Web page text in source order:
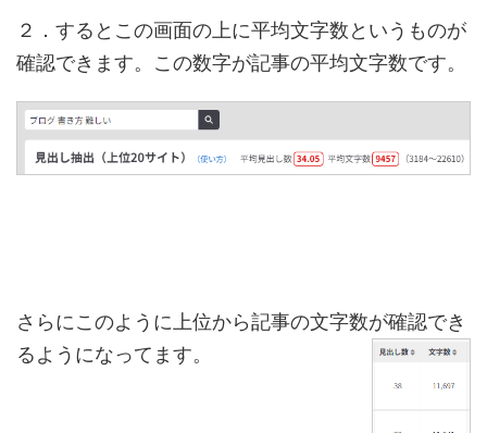
２．するとこの画面の上に平均文字数というものが
確認できます。この数字が記事の平均文字数です。
さらにこのように上位から記事の文字数が確認でき
るようになってます。